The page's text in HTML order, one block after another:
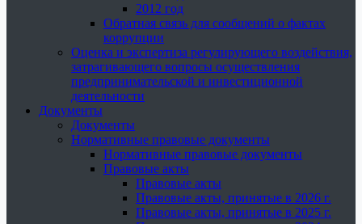
2012 год
Обратная связь для сообщений о фактах
коррупции
Оценка и экспертиза регулирующего воздействия,
затрагивающего вопросы осуществления
предпринимательской и инвестиционной
деятельности
Документы
Документы
Нормативные правовые документы
Нормативные правовые документы
Правовые акты
Правовые акты
Правовые акты, принятые в 2026 г.
Правовые акты, принятые в 2025 г.